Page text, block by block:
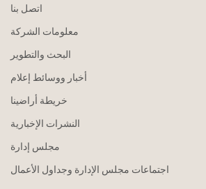
اتصل بنا
معلومات الشركة
البحث والتطوير
أخبار ووسائط إعلام
خريطة أراضينا
النشرات الإخبارية
مجلس إدارة
اجتماعات مجلس الإدارة وجداول الأعمال